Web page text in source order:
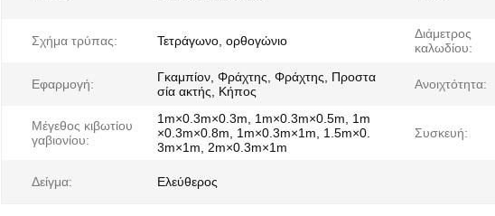
Σχήμα τρύπας: Τετράγωνο, ορθογώνιο
Διάμετρος
καλωδίου:
Εφαρμογή:
Γκαμπίον, Φράχτης, Φράχτης, Προστα
σία ακτής, Κήπος
Ανοιχτότητα:
Μέγεθος κιβωτίου
γαβιονίου:
1m×0.3m×0.3m, 1m×0.3m×0.5m, 1m
×0.3m×0.8m, 1m×0.3m×1m, 1.5m×0.
3m×1m, 2m×0.3m×1m
Συσκευή:
Δείγμα: Ελεύθερος